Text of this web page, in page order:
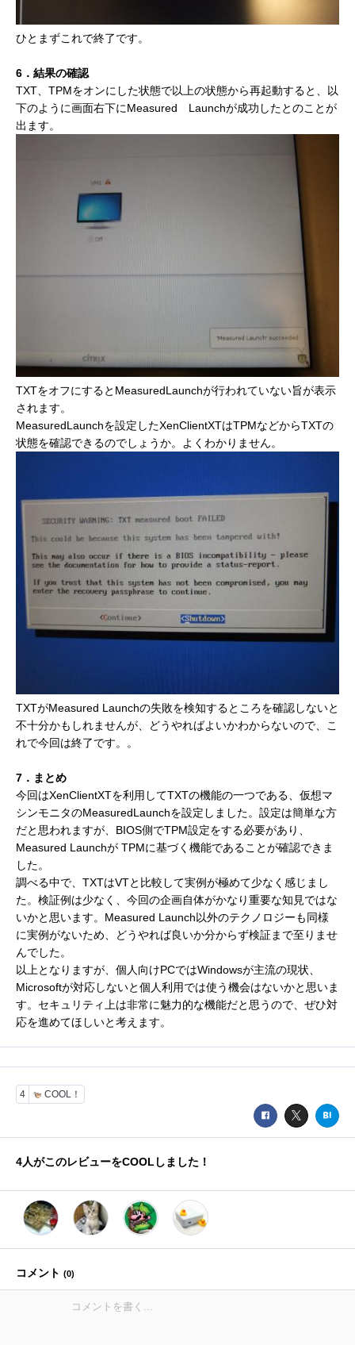
ひとまずこれで終了です。
6．結果の確認
TXT、TPMをオンにした状態で以上の状態から再起動すると、以
下のように画面右下にMeasured Launchが成功したとのことが
出ます。
TXTをオフにするとMeasuredLaunchが行われていない旨が表示
されます。
MeasuredLaunchを設定したXenClientXTはTPMなどからTXTの
状態を確認できるのでしょうか。よくわかりません。
TXTがMeasured Launchの失敗を検知するところを確認しないと
不十分かもしれませんが、どうやればよいかわからないので、こ
れで今回は終了です。。
7．まとめ
今回はXenClientXTを利用してTXTの機能の一つである、仮想マ
シンモニタのMeasuredLaunchを設定しました。設定は簡単な方
だと思われますが、BIOS側でTPM設定をする必要があり、
Measured Launchが TPMに基づく機能であることが確認できま
した。
調べる中で、TXTはVTと比較して実例が極めて少なく感じまし
た。検証例は少なく、今回の企画自体がかなり重要な知見ではな
いかと思います。Measured Launch以外のテクノロジーも同様
に実例がないため、どうやれば良いか分からず検証まで至りませ
んでした。
以上となりますが、個人向けPCではWindowsが主流の現状、
Microsoftが対応しないと個人利用では使う機会はないかと思いま
す。セキュリティ上は非常に魅力的な機能だと思うので、ぜひ対
応を進めてほしいと考えます。
4 COOL！
4人がこのレビューをCOOLしました！
コメント (0)